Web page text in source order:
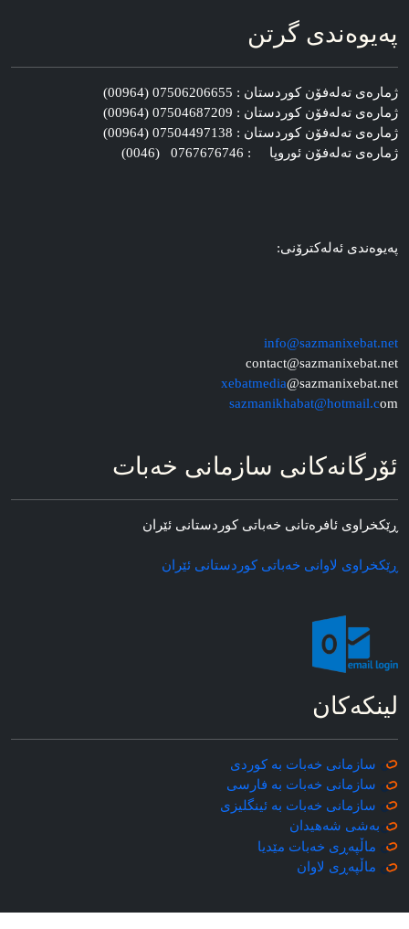
په‌یوه‌ندی گرتن
ژماره‌ی ته‌له‌فۆن کوردستان : 07506206655 (00964)
ژماره‌ی ته‌له‌فۆن کوردستان : 07504687209 (00964)
ژماره‌ی ته‌له‌فۆن کوردستان : 07504497138 (00964)
ژماره‌ی ته‌له‌فۆن ئوروپا : 0767676746 (0046)
په‌یوه‌ندی ئه‌له‌کترۆنی:
info@sazmanixebat.net
contact@sazmanixebat.net
xebatmedia@sazmanixebat.net
sazmanikhabat@hotmail.com
ئۆرگانه‌کانی سازمانی خه‌بات
ڕێکخراوی ئافره‌تانی خه‌باتی کوردستانی ئێران
ڕێکخراوی لاوانی خه‌باتی کوردستانی ئێران
لینکه‌کان
سازمانی خه‌بات به کوردی
سازمانی خه‌بات به فارسی
سازمانی خه‌بات به ئینگلیزی
به‌شی شه‌هیدان
ماڵپه‌ڕی خه‌بات مێدیا
ماڵپه‌ڕی لاوان